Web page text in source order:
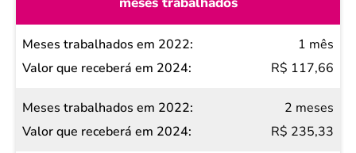
Meses
trabalhados
Valor
que
1 mês
R$ 117,66
2 meses
R$ 235,33